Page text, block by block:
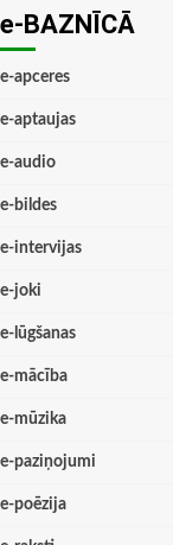
e-BAZNĪCĀ
e-apceres
e-aptaujas
e-audio
e-bildes
e-intervijas
e-joki
e-lūgšanas
e-mācība
e-mūzika
e-paziņojumi
e-poēzija